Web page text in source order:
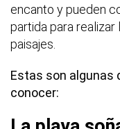
encanto y pueden
partida para
paisajes.
Estas son algunas
conocer: